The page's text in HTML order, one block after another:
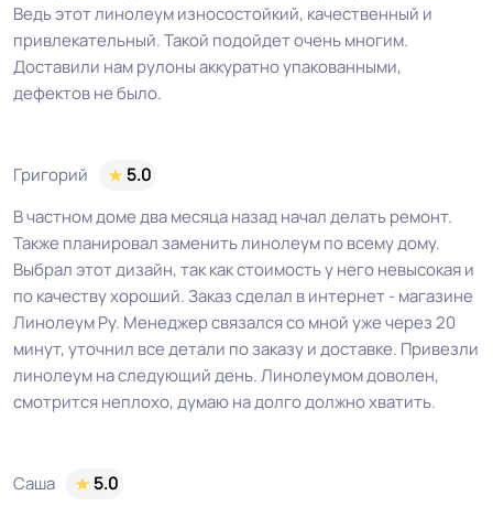
Ведь этот линолеум износостойкий, качественный и
привлекательный. Такой подойдет очень многим.
Доставили нам рулоны аккуратно упакованными,
дефектов не было.
Григорий
5.0
В частном доме два месяца назад начал делать ремонт.
Также планировал заменить линолеум по всему дому.
Выбрал этот дизайн, так как стоимость у него невысокая и
по качеству хороший. Заказ сделал в интернет - магазине
Линолеум Ру. Менеджер связался со мной уже через 20
минут, уточнил все детали по заказу и доставке. Привезли
линолеум на следующий день. Линолеумом доволен,
смотрится неплохо, думаю на долго должно хватить.
Саша
5.0